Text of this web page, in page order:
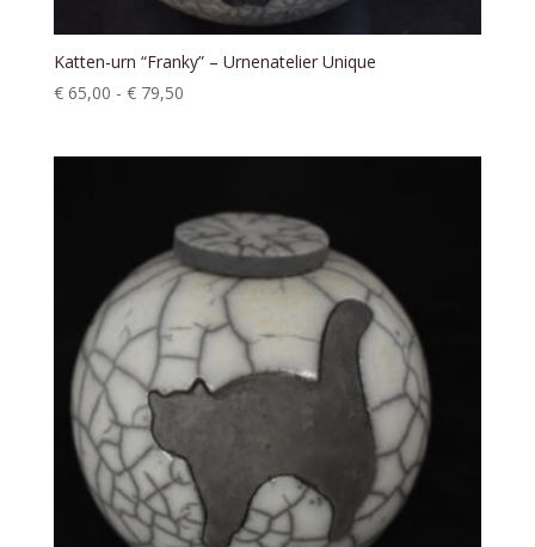
Katten-urn “Franky” – Urnenatelier Unique
€65,00 - €79,50Prijsklasse: